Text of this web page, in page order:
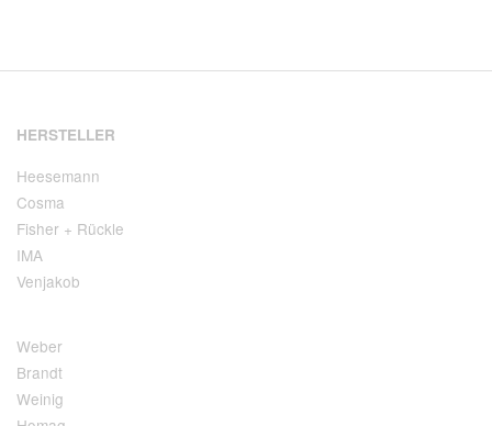
HERSTELLER
Heesemann
Cosma
Fisher + Rückle
IMA
Venjakob
Weber
Brandt
Weinig